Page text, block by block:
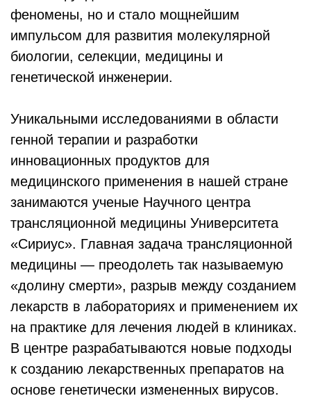
феномены, но и стало мощнейшим
импульсом для развития молекулярной
биологии, селекции, медицины и
генетической инженерии.
Уникальными исследованиями в области
генной терапии и разработки
инновационных продуктов для
медицинского применения в нашей стране
занимаются ученые Научного центра
трансляционной медицины Университета
«Сириус». Главная задача трансляционной
медицины — преодолеть так называемую
«долину смерти», разрыв между созданием
лекарств в лабораториях и применением их
на практике для лечения людей в клиниках.
В центре разрабатываются новые подходы
к созданию лекарственных препаратов на
основе генетически измененных вирусов.